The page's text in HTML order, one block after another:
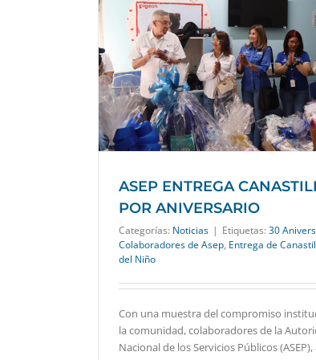
ASEP ENTREGA
POR ANIVERSARIO
Categorías: Noticias | Etiquetas: 30
Colaboradores de Asep, Entrega de
del Niño
Con una muestra del compromiso
la comunidad, colaboradores de la
Nacional de los Servicios Públicos